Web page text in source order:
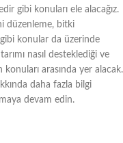
gibi konuları ele alacağız.
düzenleme, bitki
gibi konular da üzerinde
nasıl desteklediği ve
arasında yer alacak.
daha fazla bilgi
devam edin.